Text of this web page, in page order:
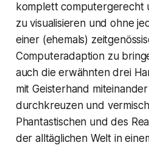
komplett computergerecht
zu visualisieren und ohne
einer (ehemals)
Computeradaption zu
auch die erwähnten drei
mit Geisterhand
durchkreuzen und
Phantastischen und des
der alltäglichen Welt in